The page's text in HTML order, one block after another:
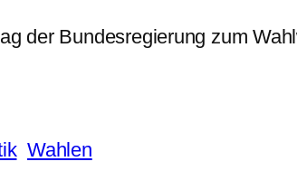
der Bundesregierung zum
Wahlen